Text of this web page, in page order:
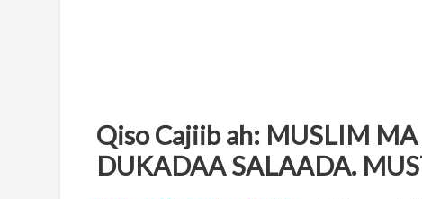
Qiso Cajiib ah: MUSLIM
DUKADAA SALAADA.